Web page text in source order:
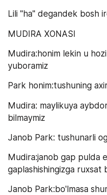
Lili "ha" degandek bosh
MUDIRA XONASI
Mudira:honim lekin u
yuboramiz
Park honim:tushuning
Mudira: maylikuya
bilmaymiz
Janob Park: tushunarli
Mudira:janob gap pulda
gaplashishingizga ruxsat
Janob Park:bo'lmasa